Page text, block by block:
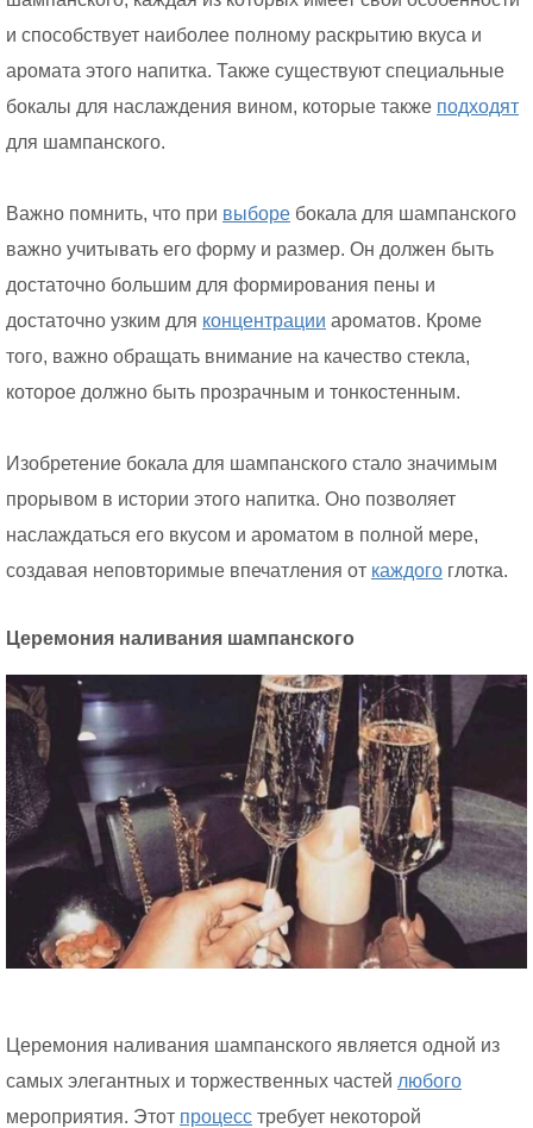
и способствует наиболее полному раскрытию вкуса и
аромата этого напитка. Также существуют специальные
бокалы для наслаждения вином, которые также подходят
для шампанского.
Важно помнить, что при выборе бокала для шампанского
важно учитывать его форму и размер. Он должен быть
достаточно большим для формирования пены и
достаточно узким для концентрации ароматов. Кроме
того, важно обращать внимание на качество стекла,
которое должно быть прозрачным и тонкостенным.
Изобретение бокала для шампанского стало значимым
прорывом в истории этого напитка. Оно позволяет
наслаждаться его вкусом и ароматом в полной мере,
создавая неповторимые впечатления от каждого глотка.
Церемония наливания шампанского
Церемония наливания шампанского является одной из
самых элегантных и торжественных частей любого
мероприятия. Этот процесс требует некоторой